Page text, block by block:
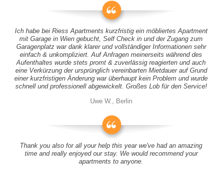
Ich habe bei Riess Apartments kurzfristig ein möbliertes Apartment
mit Garage in Wien gebucht, Self Check in und der Zugang zum
Garagenplatz war dank klarer und vollständiger Informationen sehr
einfach & unkompliziert. Auf Anfragen meinerseits während des
Aufenthaltes wurde stets promt & zuverlässig reagierten und auch
eine Verkürzung der ursprünglich vereinbarten Mietdauer auf Grund
einer kurzfristigen Änderung war überhaupt kein Problem und wurde
schnell und professionell abgewickelt. Großes Lob für den Service!
Uwe W., Berlin
Thank you also for all your help this year we've had an amazing
time and really enjoyed our stay. We would recommend your
apartments to anyone.